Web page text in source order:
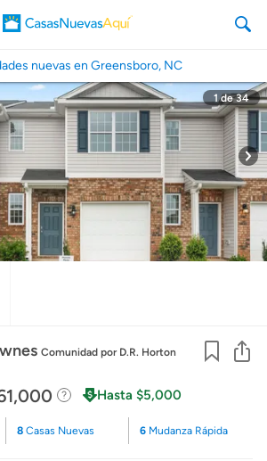
CasasNuevasAqui
nuevas en Greensboro, NC
1de34
Comunidad por D.R. Horton
Hasta $5,000
8Casas Nuevas 6 Mudanza Rápida